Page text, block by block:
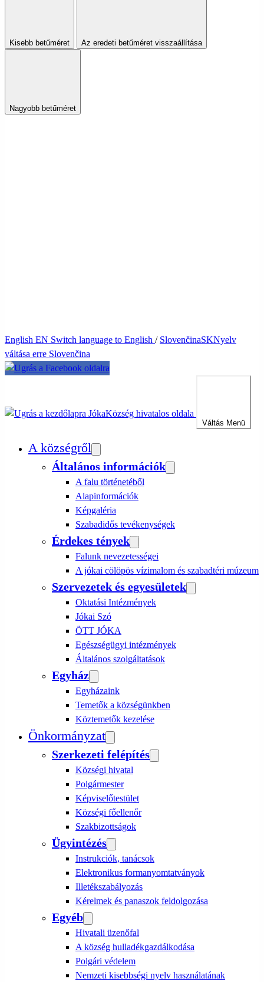
Kisebb betűméret Az eredeti betűméret visszaállítása
Nagyobb betűméret
English EN Switch language to English / SlovenčinaSKNyelv
váltása erre Slovenčina
JókaKözség hivatalos oldala
Váltás Menü
A községről
Általános információk
A falu történetéből
Alapinformációk
Képgaléria
Szabadidős tevékenységek
Érdekes tények
Falunk nevezetességei
A jókai cölöpös vízimalom és szabadtéri múzeum
Szervezetek és egyesületek
Oktatási Intézmények
Jókai Szó
ÖTT JÓKA
Egészségügyi intézmények
Általános szolgáltatások
Egyház
Egyházaink
Temetők a községünkben
Köztemetők kezelése
Önkormányzat
Szerkezeti felépítés
Községi hivatal
Polgármester
Képviselőtestület
Községi főellenőr
Szakbizottságok
Ügyintézés
Instrukciók, tanácsok
Elektronikus formanyomtatványok
Illetékszabályozás
Kérelmek és panaszok feldolgozása
Egyéb
Hivatali üzenőfal
A község hulladékgazdálkodása
Polgári védelem
Nemzeti kisebbségi nyelv használatának